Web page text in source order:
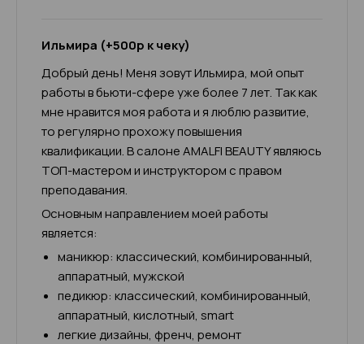
Ильмира (+500р к чеку)
Добрый день! Меня зовут Ильмира, мой опыт
работы в бьюти-сфере уже более 7 лет. Так как
мне нравится моя работа и я люблю развитие,
то регулярно прохожу повышения
квалификации. В салоне AMALFI BEAUTY являюсь
ТОП-мастером и инструктором с правом
преподавания.
Основным направлением моей работы
является:
маникюр: классический, комбинированный,
аппаратный, мужской
педикюр: классический, комбинированный,
аппаратный, кислотный, smart
легкие дизайны, френч, ремонт